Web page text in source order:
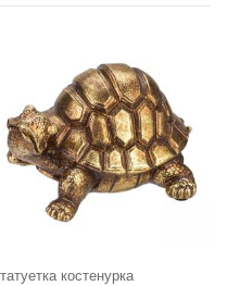
костенурка